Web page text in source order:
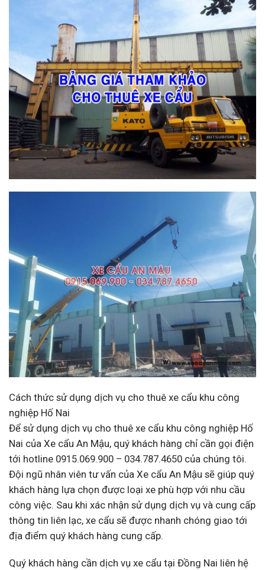
Cách thức sử dụng dịch vụ cho thuê xe cẩu khu công
nghiệp Hố Nai
Để sử dụng dịch vụ cho thuê xe cẩu khu công nghiệp Hố
Nai của Xe cẩu An Mậu, quý khách hàng chỉ cần gọi điện
tới hotline 0915.069.900 – 034.787.4650 của chúng tôi.
Đội ngũ nhân viên tư vấn của Xe cẩu An Mậu sẽ giúp quý
khách hàng lựa chọn được loại xe phù hợp với nhu cầu
công việc. Sau khi xác nhận sử dụng dịch vụ và cung cấp
thông tin liên lạc, xe cẩu sẽ được nhanh chóng giao tới
địa điểm quý khách hàng cung cấp.
Quý khách hàng cần dịch vụ xe cẩu tại Đồng Nai liên hệ